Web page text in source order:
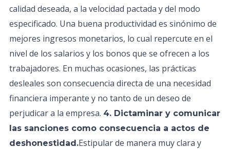
calidad deseada, a la velocidad pactada y del modo
especificado. Una buena productividad es sinónimo de
mejores ingresos monetarios, lo cual repercute en el
nivel de los salarios y los bonos que se ofrecen a los
trabajadores. En muchas ocasiones, las prácticas
desleales son consecuencia directa de una necesidad
financiera imperante y no tanto de un deseo de
perjudicar a la empresa. 4. Dictaminar y comunicar
las sanciones como consecuencia a actos de
deshonestidad.Estipular de manera muy clara y